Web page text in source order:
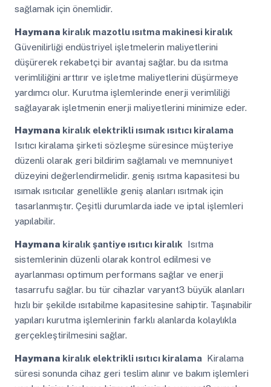
sağlamak için önemlidir.
Haymana kiralık mazotlu ısıtma makinesi kiralık
Güvenilirliği endüstriyel işletmelerin maliyetlerini
düşürerek rekabetçi bir avantaj sağlar. bu da ısıtma
verimliliğini arttırır ve işletme maliyetlerini düşürmeye
yardımcı olur. Kurutma işlemlerinde enerji verimliliği
sağlayarak işletmenin enerji maliyetlerini minimize eder.
Haymana kiralık elektrikli ısımak ısıtıcı kiralama
Isıtıcı kiralama şirketi sözleşme süresince müşteriye
düzenli olarak geri bildirim sağlamalı ve memnuniyet
düzeyini değerlendirmelidir. geniş ısıtma kapasitesi bu
ısımak ısıtıcılar genellikle geniş alanları ısıtmak için
tasarlanmıştır. Çeşitli durumlarda iade ve iptal işlemleri
yapılabilir.
Haymana kiralık şantiye ısıtıcı kiralık Isıtma
sistemlerinin düzenli olarak kontrol edilmesi ve
ayarlanması optimum performans sağlar ve enerji
tasarrufu sağlar. bu tür cihazlar varyant3 büyük alanları
hızlı bir şekilde ısıtabilme kapasitesine sahiptir. Taşınabilir
yapıları kurutma işlemlerinin farklı alanlarda kolaylıkla
gerçekleştirilmesini sağlar.
Haymana kiralık elektrikli ısıtıcı kiralamaKiralama
süresi sonunda cihaz geri teslim alınır ve bakım işlemleri